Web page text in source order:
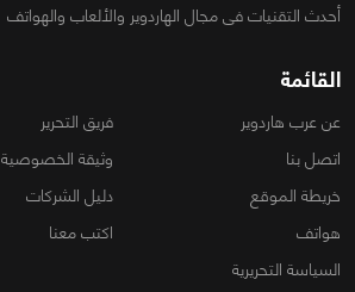
أحدث التقنيات فى مجال الهاردوير والألعاب والهواتف
القائمة
عن عرب هاردوير
فريق التحرير
اتصل بنا
وثيقة الخصوصية
خريطة الموقع
دليل الشركات
هواتف
اكتب معنا
السياسة التحريرية